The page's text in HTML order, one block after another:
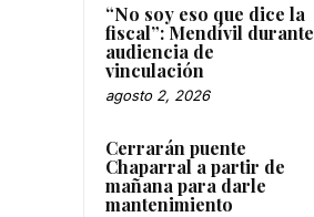
“No soy eso que dice la
fiscal”: Mendívil durante
audiencia de
vinculación
agosto 2, 2026
Cerrarán puente
Chaparral a partir de
mañana para darle
mantenimiento